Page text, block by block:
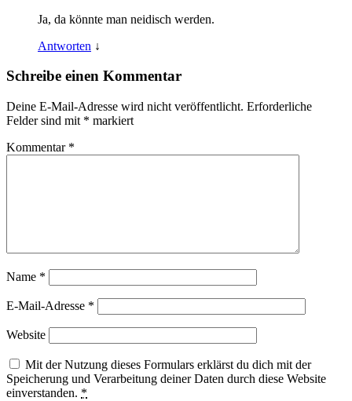
Ja, da könnte man neidisch werden.
Antworten ↓
Schreibe einen Kommentar
Deine E-Mail-Adresse wird nicht veröffentlicht. Erforderliche
Felder sind mit * markiert
Kommentar *
Name *
E-Mail-Adresse *
Website
Mit der Nutzung dieses Formulars erklärst du dich mit der
Speicherung und Verarbeitung deiner Daten durch diese Website
einverstanden. *